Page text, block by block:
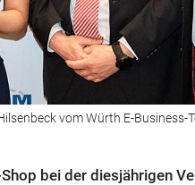
vom Würth E-Business-
bei der diesjährigen